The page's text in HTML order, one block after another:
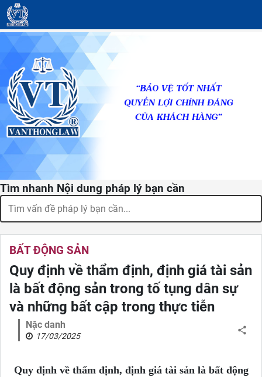
Tìm nhanh Nội dung pháp lý bạn cần
BẤT ĐỘNG SẢN
Quy định về thẩm định, định giá tài sản
là bất động sản trong tố tụng dân sự
và những bất cập trong thực tiễn
Nặc danh
17/03/2025
Quy định về thẩm định, định giá tài sản là bất động